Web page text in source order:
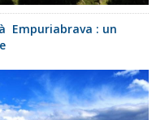
Empuriabrava : un